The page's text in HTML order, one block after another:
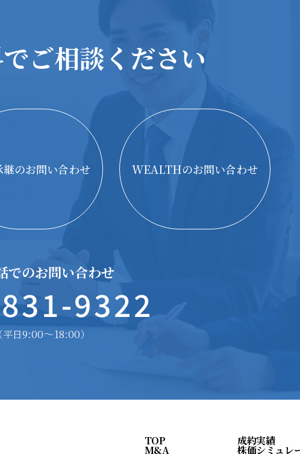
ご相談ください
継のお問い合わせ WEALTHのお問い合わせ
でのお問い合わせ
9322
（平日9:00〜18:00）
TOP
M&A
成約実績
株価シミュレ